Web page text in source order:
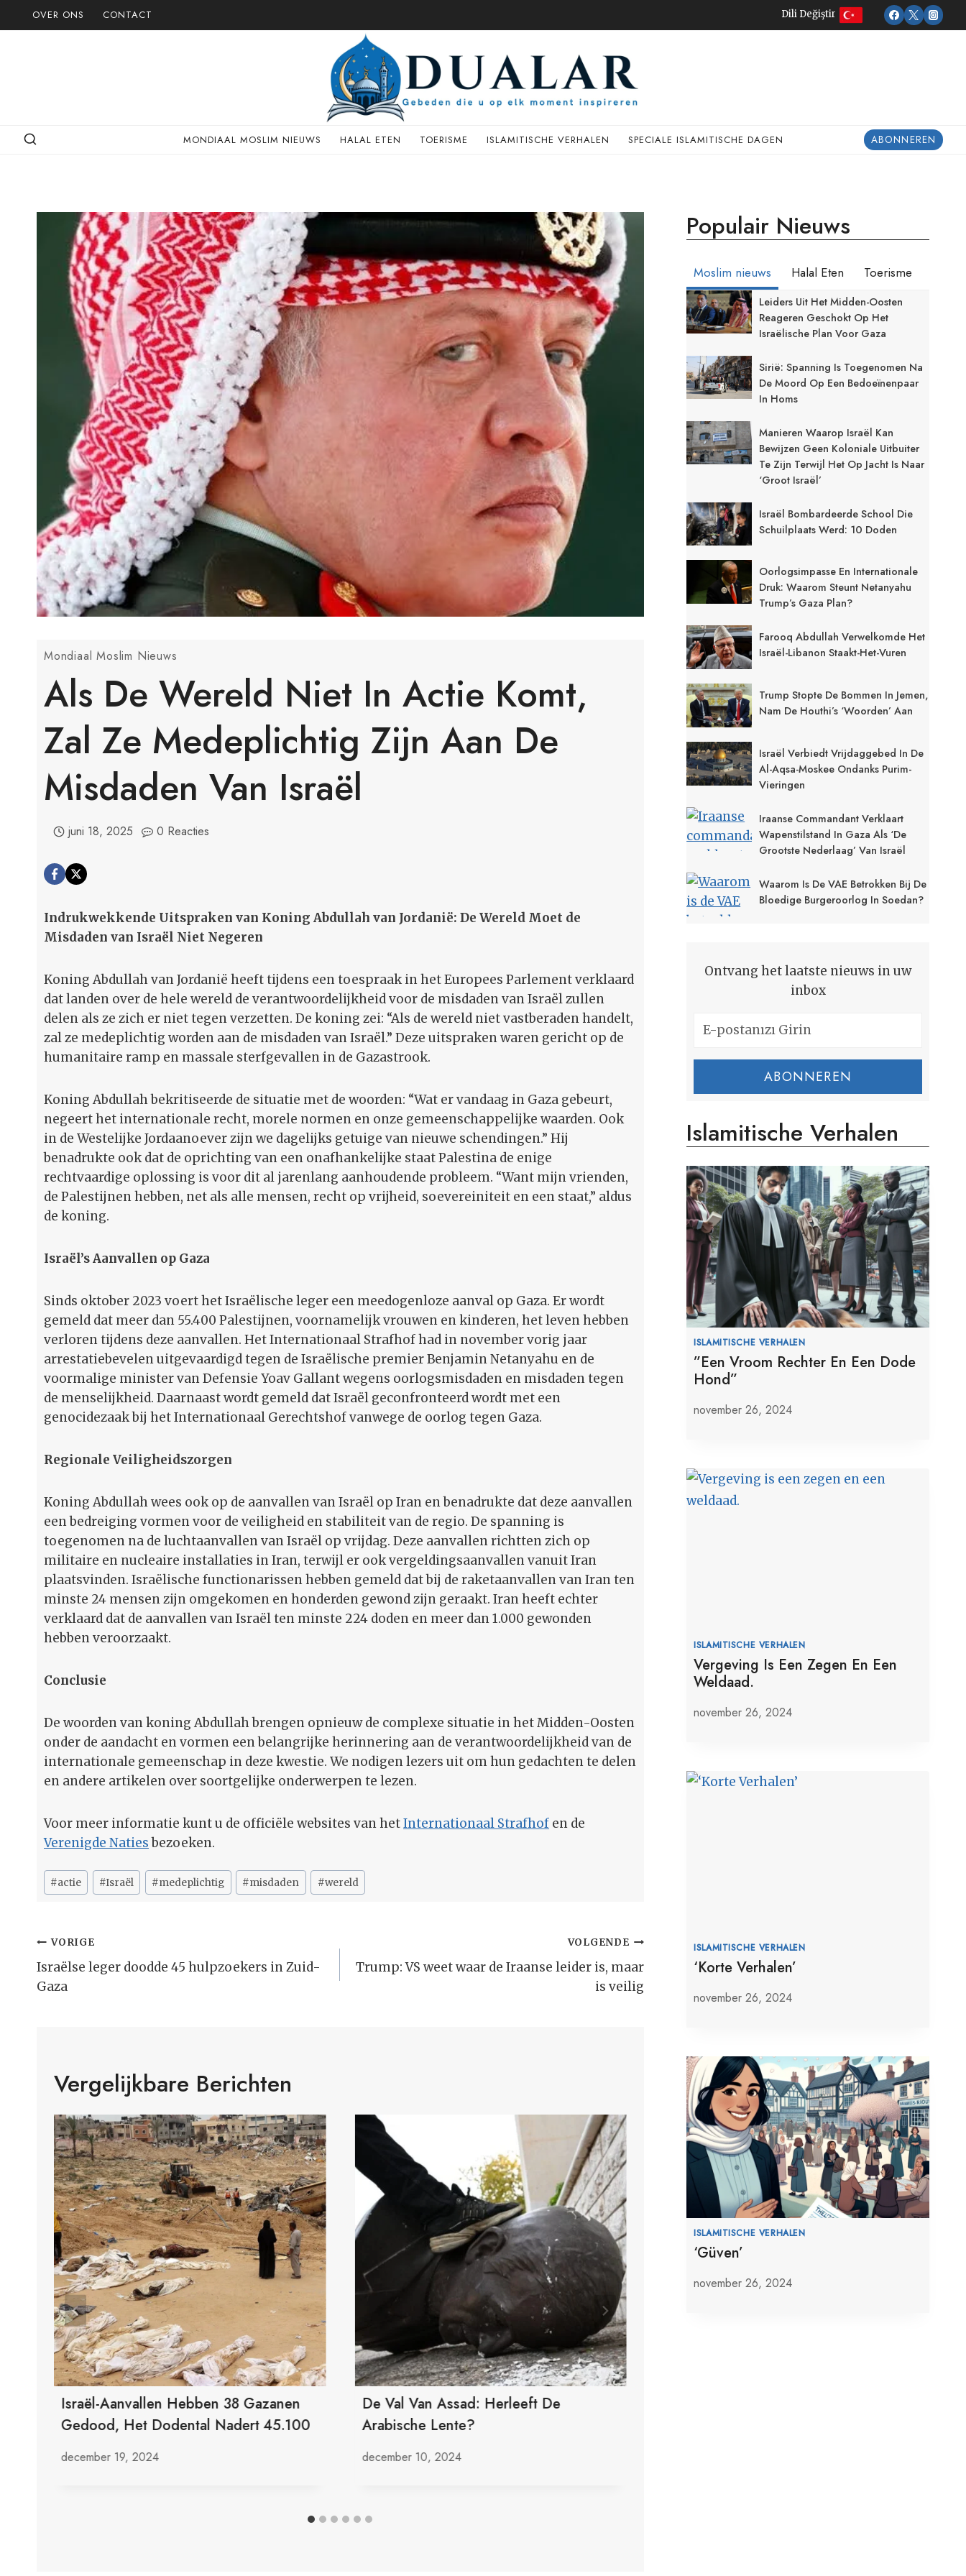
Doorgaan
naar
OVER ONS CONTACT Dili Değiştir
MONDIAAL MOSLIM NIEUWS HALAL ETEN TOERISME ISLAMITISCHE VERHALEN SPECIALE ISLAMITISCHE DAGEN ABONNEREN
Mondiaal Moslim Nieuws
Als De Wereld Niet In Actie Komt,
Zal Ze Medeplichtig Zijn Aan De
Misdaden Van Israël
juni 18, 2025 0 Reacties
Indrukwekkende Uitspraken van Koning Abdullah van Jordanië: De Wereld Moet de
Misdaden van Israël Niet Negeren
Koning Abdullah van Jordanië heeft tijdens een toespraak in het Europees Parlement verklaard
dat landen over de hele wereld de verantwoordelijkheid voor de misdaden van Israël zullen
delen als ze zich er niet tegen verzetten. De koning zei: “Als de wereld niet vastberaden handelt,
zal ze medeplichtig worden aan de misdaden van Israël.” Deze uitspraken waren gericht op de
humanitaire ramp en massale sterfgevallen in de Gazastrook.
Koning Abdullah bekritiseerde de situatie met de woorden: “Wat er vandaag in Gaza gebeurt,
negeert het internationale recht, morele normen en onze gemeenschappelijke waarden. Ook
in de Westelijke Jordaanoever zijn we dagelijks getuige van nieuwe schendingen.” Hij
benadrukte ook dat de oprichting van een onafhankelijke staat Palestina de enige
rechtvaardige oplossing is voor dit al jarenlang aanhoudende probleem. “Want mijn vrienden,
de Palestijnen hebben, net als alle mensen, recht op vrijheid, soevereiniteit en een staat,” aldus
de koning.
Israël’s Aanvallen op Gaza
Sinds oktober 2023 voert het Israëlische leger een meedogenloze aanval op Gaza. Er wordt
gemeld dat meer dan 55.400 Palestijnen, voornamelijk vrouwen en kinderen, het leven hebben
verloren tijdens deze aanvallen. Het Internationaal Strafhof had in november vorig jaar
arrestatiebevelen uitgevaardigd tegen de Israëlische premier Benjamin Netanyahu en de
voormalige minister van Defensie Yoav Gallant wegens oorlogsmisdaden en misdaden tegen
de menselijkheid. Daarnaast wordt gemeld dat Israël geconfronteerd wordt met een
genocidezaak bij het Internationaal Gerechtshof vanwege de oorlog tegen Gaza.
Regionale Veiligheidszorgen
Koning Abdullah wees ook op de aanvallen van Israël op Iran en benadrukte dat deze aanvallen
een bedreiging vormen voor de veiligheid en stabiliteit van de regio. De spanning is
toegenomen na de luchtaanvallen van Israël op vrijdag. Deze aanvallen richtten zich op
militaire en nucleaire installaties in Iran, terwijl er ook vergeldingsaanvallen vanuit Iran
plaatsvinden. Israëlische functionarissen hebben gemeld dat bij de raketaanvallen van Iran ten
minste 24 mensen zijn omgekomen en honderden gewond zijn geraakt. Iran heeft echter
verklaard dat de aanvallen van Israël ten minste 224 doden en meer dan 1.000 gewonden
hebben veroorzaakt.
Conclusie
De woorden van koning Abdullah brengen opnieuw de complexe situatie in het Midden-Oosten
onder de aandacht en vormen een belangrijke herinnering aan de verantwoordelijkheid van de
internationale gemeenschap in deze kwestie. We nodigen lezers uit om hun gedachten te delen
en andere artikelen over soortgelijke onderwerpen te lezen.
Voor meer informatie kunt u de officiële websites van hetInternationaal Strafhof en de
Verenigde Natiesbezoeken.
Bericht
tags:
#actie #Israël #medeplichtig #misdaden #wereld
Bericht
Navigatie
VORIGE
Israëlse leger doodde 45 hulpzoekers in Zuid-
Gaza
VOLGENDE
Trump: VS weet waar de Iraanse leider is, maar
is veilig
Vergelijkbare Berichten
Israël-Aanvallen Hebben 38 Gazanen
Gedood, Het Dodental Nadert 45.100
december 19, 2024
De Val Van Assad: Herleeft De
Arabische Lente?
december 10, 2024
Populair Nieuws
Moslim nieuws Halal Eten Toerisme
Leiders Uit Het Midden-Oosten
Reageren Geschokt Op Het
Israëlische Plan Voor Gaza
Sirië: Spanning Is Toegenomen Na
De Moord Op Een Bedoeïnenpaar
In Homs
Manieren Waarop Israël Kan
Bewijzen Geen Koloniale Uitbuiter
Te Zijn Terwijl Het Op Jacht Is Naar
‘Groot Israël’
Israël Bombardeerde School Die
Schuilplaats Werd: 10 Doden
Oorlogsimpasse En Internationale
Druk: Waarom Steunt Netanyahu
Trump’s Gaza Plan?
Farooq Abdullah Verwelkomde Het
Israël-Libanon Staakt-Het-Vuren
Trump Stopte De Bommen In Jemen,
Nam De Houthi’s ‘woorden’ Aan
Israël Verbiedt Vrijdaggebed In De
Al-Aqsa-Moskee Ondanks Purim-
Vieringen
Iraanse Commandant Verklaart
Wapenstilstand In Gaza Als ‘de
Grootste Nederlaag’ Van Israël
Waarom Is De VAE Betrokken Bij De
Bloedige Burgeroorlog In Soedan?
Ontvang het laatste nieuws in uw
inbox
ABONNEREN
Islamitische Verhalen
ISLAMITISCHE VERHALEN
”Een Vroom Rechter En Een Dode
Hond”
november 26, 2024
ISLAMITISCHE VERHALEN
Vergeving Is Een Zegen En Een
Weldaad.
november 26, 2024
ISLAMITISCHE VERHALEN
‘Korte Verhalen’
november 26, 2024
ISLAMITISCHE VERHALEN
‘Güven’
november 26, 2024